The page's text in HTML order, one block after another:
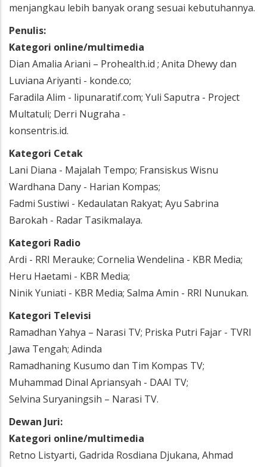
menjangkau lebih banyak orang sesuai kebutuhannya.
Penulis:
Kategori online/multimedia
Dian Amalia Ariani – Prohealth.id ; Anita Dhewy dan
Luviana Ariyanti - konde.co;
Faradila Alim - lipunaratif.com; Yuli Saputra - Project
Multatuli; Derri Nugraha -
konsentris.id.
Kategori Cetak
Lani Diana - Majalah Tempo; Fransiskus Wisnu
Wardhana Dany - Harian Kompas;
Fadmi Sustiwi - Kedaulatan Rakyat; Ayu Sabrina
Barokah - Radar Tasikmalaya.
Kategori Radio
Ardi - RRI Merauke; Cornelia Wendelina - KBR Media;
Heru Haetami - KBR Media;
Ninik Yuniati - KBR Media; Salma Amin - RRI Nunukan.
Kategori Televisi
Ramadhan Yahya – Narasi TV; Priska Putri Fajar - TVRI
Jawa Tengah; Adinda
Ramadhaning Kusumo dan Tim Kompas TV;
Muhammad Dinal Apriansyah - DAAI TV;
Selvina Suryaningsih – Narasi TV.
Dewan Juri:
Kategori online/multimedia
Retno Listyarti, Gadrida Rosdiana Djukana, Ahmad